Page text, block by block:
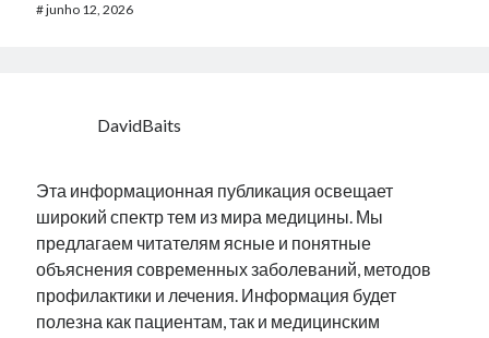
#junho 12, 2026
DavidBaits
Эта информационная публикация освещает
широкий спектр тем из мира медицины. Мы
предлагаем читателям ясные и понятные
объяснения современных заболеваний, методов
профилактики и лечения. Информация будет
полезна как пациентам, так и медицинским